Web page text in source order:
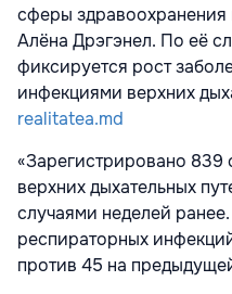
сферы
Алёна Дрэгэнел. По её
фиксируется рост
инфекциями верхних
realitatea.md
«Зарегистрировано 839
верхних дыхательных
случаями неделей
респираторных
против 45 на